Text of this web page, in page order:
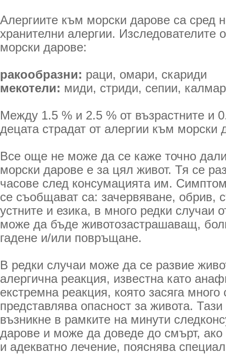
Алергиите към морски дарове са сред
хранителни алергии. Изследователите
морски дарове:
ракообразни: раци, омари, скариди
мекотели: миди, стриди, сепии,
Между 1.5 % и 2.5 % от възрастните и
децата страдат от алергии към
Все още не може да се каже точно
морски дарове е за цял живот. Тя се
часове след консумацията им.
се съобщават са: зачервяване, обрив,
устните и езика, в много редки случаи
може да бъде животозастрашаващ,
гадене и/или повръщане.
В редки случаи може да се развие
алергична реакция, известна като
екстремна реакция, която засяга
представлява опасност за живота.
възникне в рамките на минути
дарове и може да доведе до смърт, ако
и адекватно лечение, пояснява